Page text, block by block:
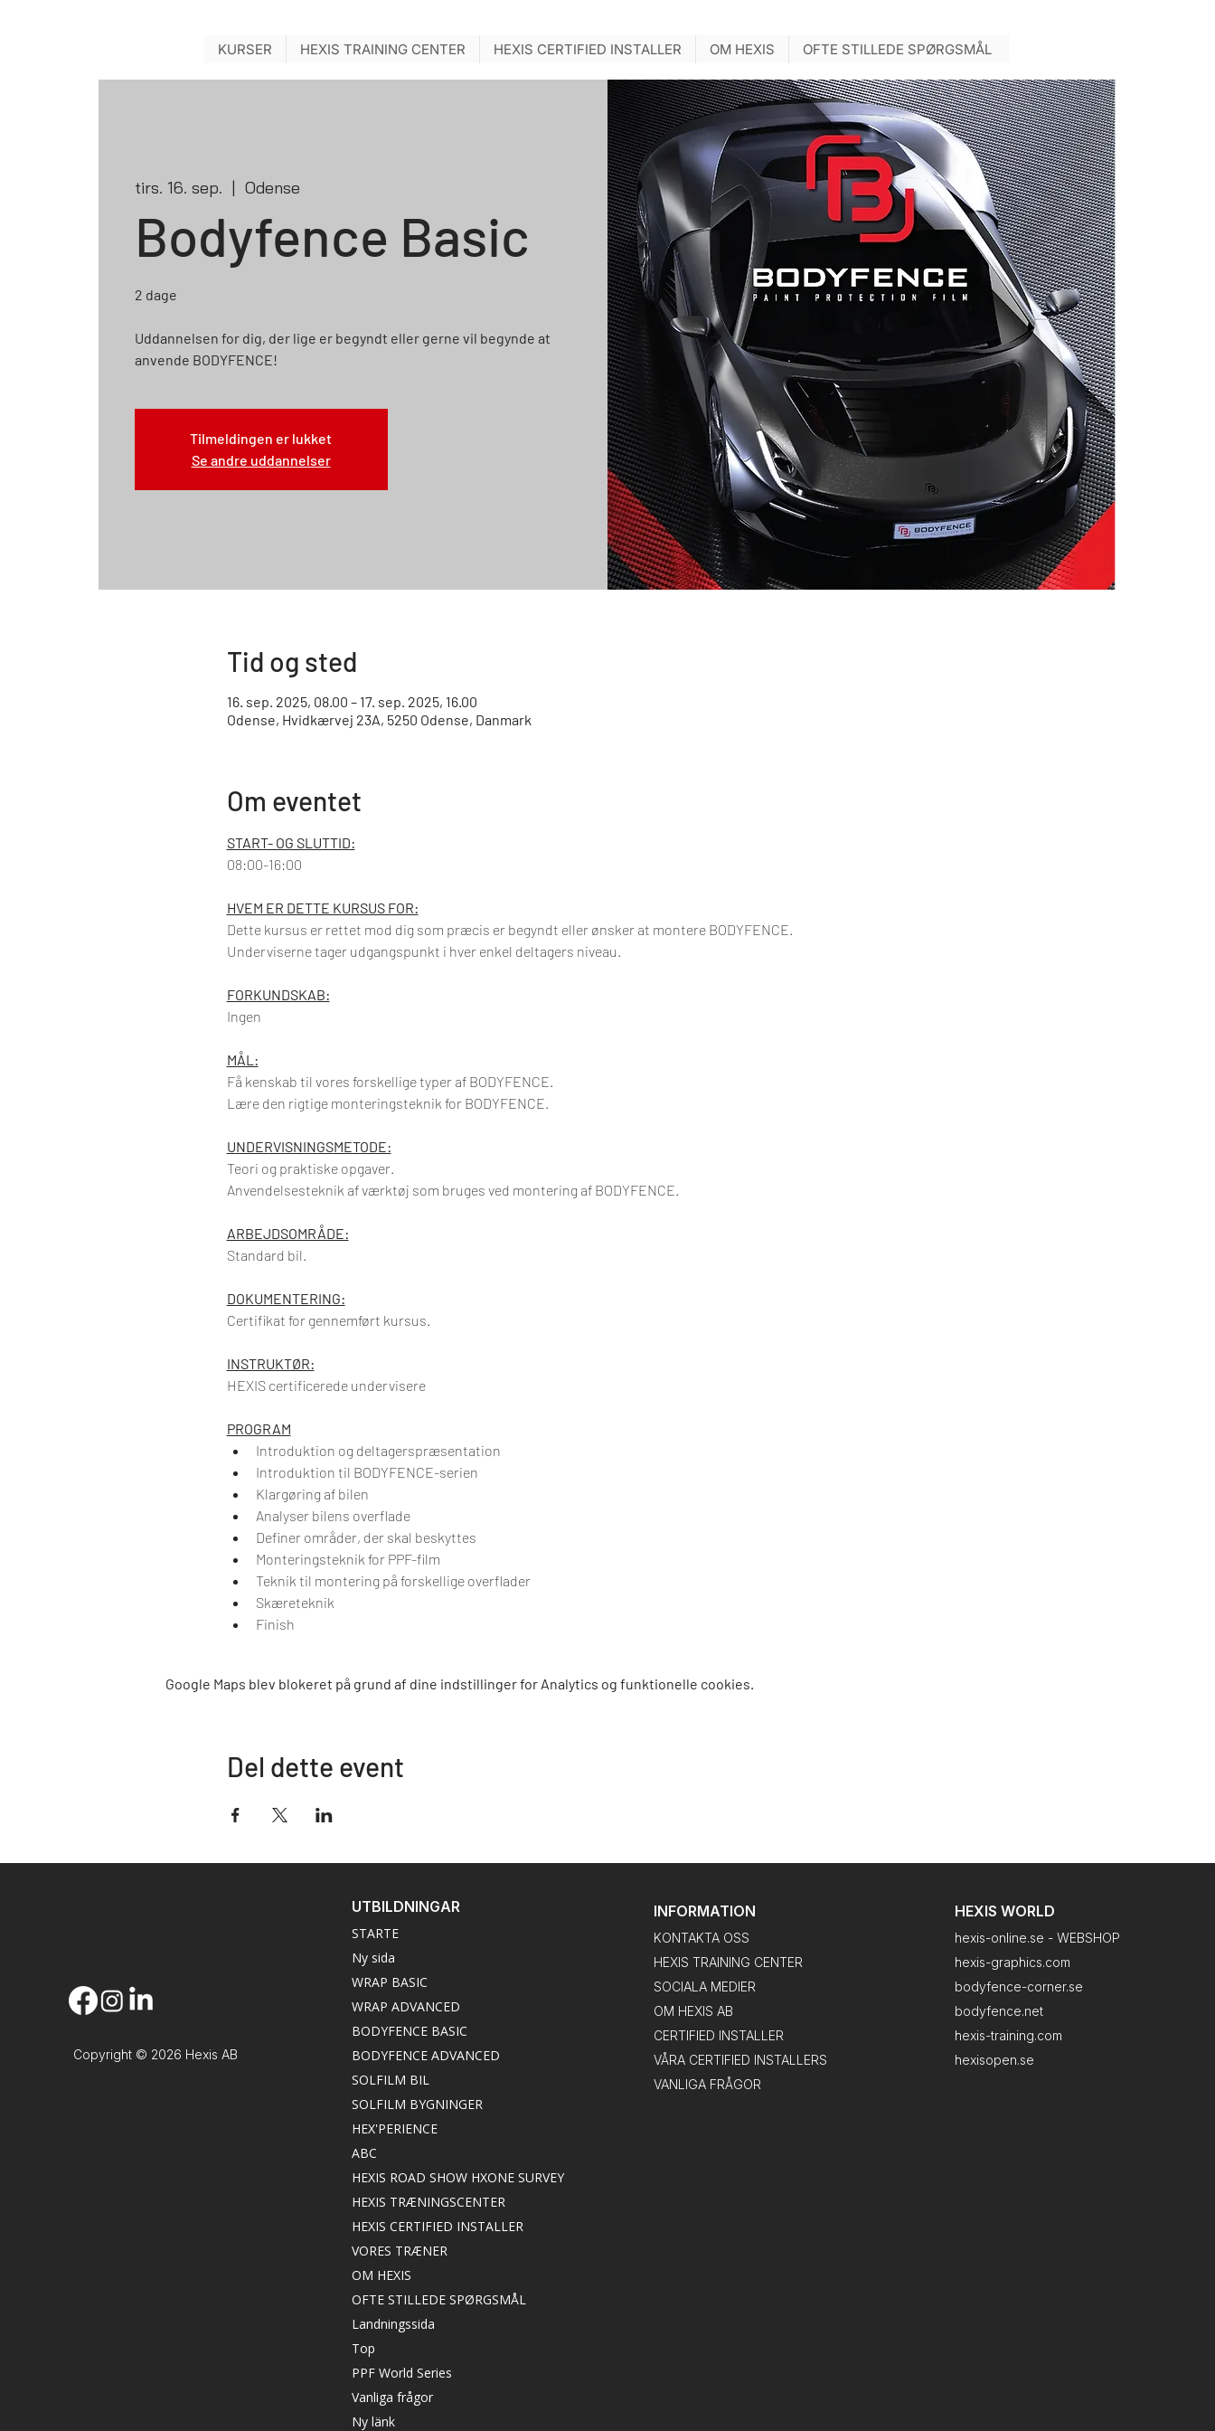
KURSER HEXIS TRAINING CENTER HEXIS CERTIFIED INSTALLER OM HEXIS OFTE STILLEDE SPØRGSMÅL
tirs. 16. sep.
  |
Odense
Bodyfence Basic
2 dage
Uddannelsen for dig, der lige er begyndt eller gerne vil begynde at
anvende BODYFENCE!
Tilmeldingen er lukket
Se andre uddannelser
Tid og sted
16. sep. 2025, 08.00 – 17. sep. 2025, 16.00
Odense, Hvidkærvej 23A, 5250 Odense, Danmark
Om eventet
START- OG SLUTTID:
08:00-16:00
HVEM ER DETTE KURSUS FOR:
Dette kursus er rettet mod dig som præcis er begyndt eller ønsker at montere BODYFENCE.
Underviserne tager udgangspunkt i hver enkel deltagers niveau.
FORKUNDSKAB:
Ingen
MÅL:
Få kenskab til vores forskellige typer af BODYFENCE.
Lære den rigtige monteringsteknik for BODYFENCE.
UNDERVISNINGSMETODE:
Teori og praktiske opgaver.
Anvendelsesteknik af værktøj som bruges ved montering af BODYFENCE.
ARBEJDSOMRÅDE:
Standard bil.
DOKUMENTERING:
Certifikat for gennemført kursus.
INSTRUKTØR:
HEXIS certificerede undervisere
PROGRAM
Introduktion og deltagerspræsentation
Introduktion til BODYFENCE-serien
Klargøring af bilen
Analyser bilens overflade
Definer områder, der skal beskyttes
Monteringsteknik for PPF-film
Teknik til montering på forskellige overflader
Skæreteknik
Finish
Google Maps blev blokeret på grund af dine indstillinger for Analytics og funktionelle cookies.
Del dette event
Copyright © 2026 Hexis AB
UTBILDNINGAR
STARTE
Ny sida
WRAP BASIC
WRAP ADVANCED
BODYFENCE BASIC
BODYFENCE ADVANCED
SOLFILM BIL
SOLFILM BYGNINGER
HEX'PERIENCE
ABC
HEXIS ROAD SHOW HXONE SURVEY
HEXIS TRÆNINGSCENTER
HEXIS CERTIFIED INSTALLER
VORES TRÆNER
OM HEXIS
OFTE STILLEDE SPØRGSMÅL
Landningssida
Top
PPF World Series
Vanliga frågor
Ny länk
INFORMATION
KONTAKTA OSS
HEXIS TRAINING CENTER
SOCIALA MEDIER
OM HEXIS AB
CERTIFIED INSTALLER
VÅRA CERTIFIED INSTALLERS
VANLIGA FRÅGOR
HEXIS WORLD
hexis-online.se - WEBSHOP
hexis-graphics.com
bodyfence-corner.se
bodyfence.net
hexis-training.com
hexisopen.se